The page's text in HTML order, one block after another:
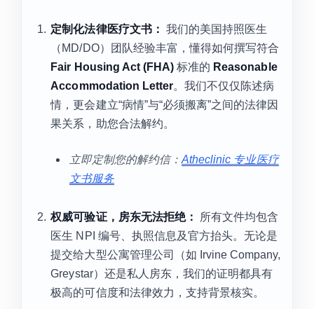
定制化法律医疗文书： 我们的美国持照医生
（MD/DO）团队经验丰富，懂得如何撰写符合
Fair Housing Act (FHA) 标准的 Reasonable
Accommodation Letter。我们不仅仅陈述病
情，更会建立“病情”与“必须搬离”之间的法律因
果关系，助您合法解约。
立即定制您的解约信：Atheclinic 专业医疗
文书服务
权威可验证，房东无法拒绝：
所有文件均包含
医生 NPI 编号、执照信息及官方抬头。无论是
提交给大型公寓管理公司（如 Irvine Company,
Greystar）还是私人房东，我们的证明都具有
极高的可信度和法律效力，支持背景核实。